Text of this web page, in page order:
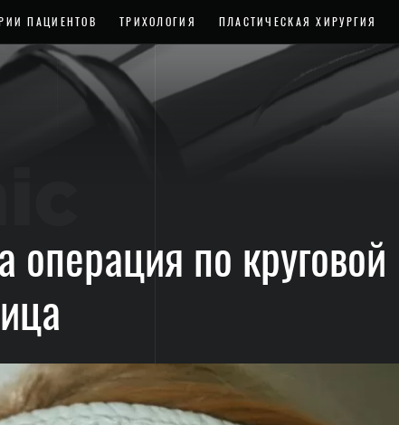
ПАЦИЕНТОВ ТРИХОЛОГИЯ ПЛАСТИЧЕСКАЯ ХИРУРГИЯ
операция по круговой